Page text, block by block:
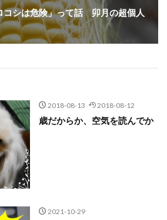
コシは危険」って話 卯月の超個人
2018-08-13 2018-08-12
歳だからか、空気を読んでか
2021-10-29